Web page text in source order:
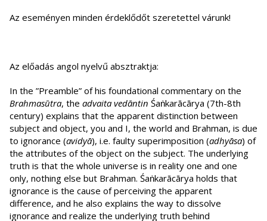
Az eseményen minden érdeklődőt szeretettel várunk!
Az előadás angol nyelvű absztraktja:
In the ”Preamble” of his foundational commentary on the
Brahmasūtra, the advaita vedāntin Śaṅkarācārya (7th-8th
century) explains that the apparent distinction between
subject and object, you and I, the world and Brahman, is due
to ignorance (avidyā), i.e. faulty superimposition (adhyāsa) of
the attributes of the object on the subject. The underlying
truth is that the whole universe is in reality one and one
only, nothing else but Brahman. Śaṅkarācārya holds that
ignorance is the cause of perceiving the apparent
difference, and he also explains the way to dissolve
ignorance and realize the underlying truth behind